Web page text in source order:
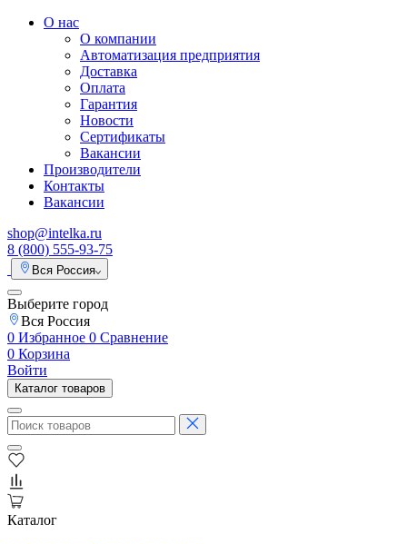
О нас
О компании
Автоматизация предприятия
Доставка
Оплата
Гарантия
Новости
Сертификаты
Вакансии
Производители
Контакты
Вакансии
shop@intelka.ru
8 (800) 555-93-75
Вся Россия
Выберите город
Вся Россия
0 Избранное 0 Сравнение
0 Корзина
Войти
Каталог товаров
Каталог